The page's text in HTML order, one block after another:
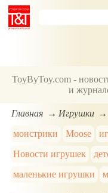
ToyByToy.com -
и
Главная Игрушки
монстрики
Moose
Новости игрушек
маленькие игрушки